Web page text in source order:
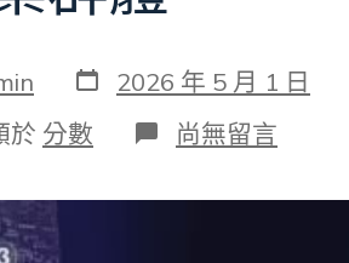
發
表
日
期
2026 年 5 月 1 日
於 分數 在
〈核
訪
尚無留言